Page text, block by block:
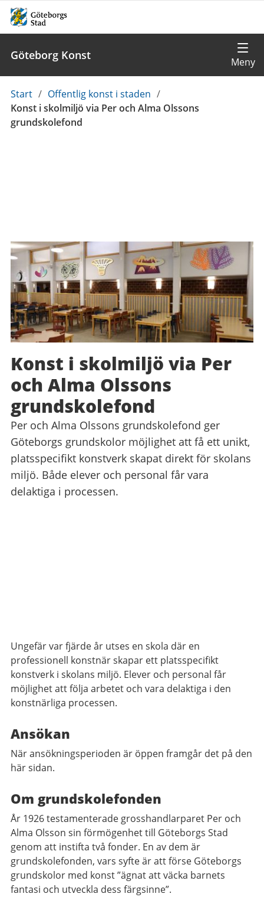
Göteborg Konst
Du
är
här:
Start / Offentlig konst i staden /
Konst i skolmiljö via Per och Alma Olssons
grundskolefond
Konst i skolmiljö via Per
och Alma Olssons
grundskolefond
Per och Alma Olssons grundskolefond ger
Göteborgs grundskolor möjlighet att få ett unikt,
platsspecifikt konstverk skapat direkt för skolans
miljö. Både elever och personal får vara
delaktiga i processen.
Ungefär var fjärde år utses en skola där en
professionell konstnär skapar ett platsspecifikt
konstverk i skolans miljö. Elever och personal får
möjlighet att följa arbetet och vara delaktiga i den
konstnärliga processen.
Ansökan
När ansökningsperioden är öppen framgår det på den
här sidan.
Om grundskolefonden
År 1926 testamenterade grosshandlarparet Per och
Alma Olsson sin förmögenhet till Göteborgs Stad
genom att instifta två fonder. En av dem är
grundskolefonden, vars syfte är att förse Göteborgs
grundskolor med konst ”ägnat att väcka barnets
fantasi och utveckla dess färgsinne”.